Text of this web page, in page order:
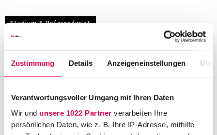
Zustimmung Details Anzeigeneinstellungen
Verantwortungsvoller Umgang mit Ihren Daten
Wir und unsere 1022 Partner verarbeiten Ihre
persönlichen Daten, wie z. B. Ihre IP-Adresse, mithilfe
Studium & Referendariat